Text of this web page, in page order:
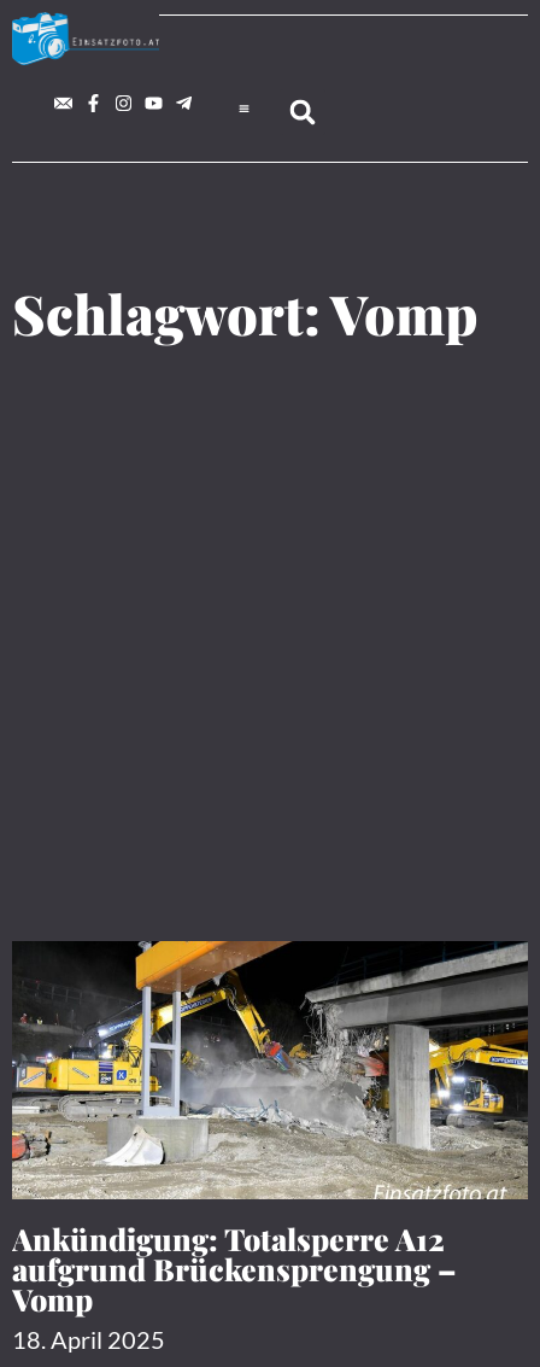
Schlagwort: Vomp
Ankündigung: Totalsperre A12
aufgrund Brückensprengung –
Vomp
18. April 2025